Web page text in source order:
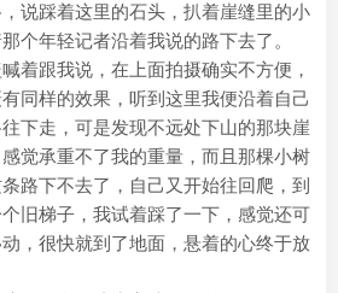
说踩着这里的石头，扒着崖缝里的小
个年轻记者沿着我说的路下去了。
着跟我说，在上面拍摄确实不方便，
同样的效果，听到这里我便沿着自己
下走，可是发现不远处下山的那块崖
觉承重不了我的重量，而且那棵小树
路下不去了，自己又开始往回爬，到
旧梯子，我试着踩了一下，感觉还可
，很快就到了地面，悬着的心终于放